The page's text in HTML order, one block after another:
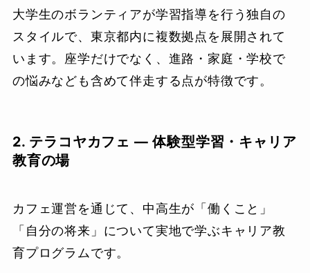
大学生のボランティアが学習指導を行う独自の
スタイルで、東京都内に複数拠点を展開されて
います。座学だけでなく、進路・家庭・学校で
の悩みなども含めて伴走する点が特徴です。
2. テラコヤカフェ — 体験型学習・キャリア
教育の場
カフェ運営を通じて、中高生が「働くこと」
「自分の将来」について実地で学ぶキャリア教
育プログラムです。